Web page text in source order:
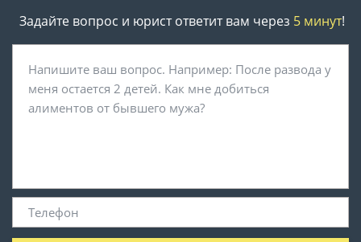
Задайте вопрос и юрист ответит вам через 5 минут!